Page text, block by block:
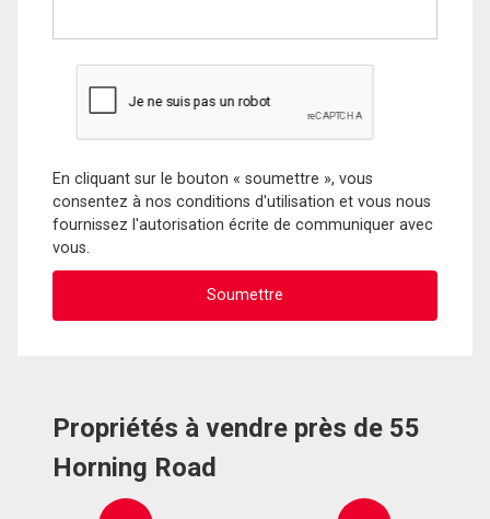
En cliquant sur le bouton « soumettre », vous
consentez à nos conditions d'utilisation et vous nous
fournissez l'autorisation écrite de communiquer avec
vous.
Propriétés à vendre près de 55
Horning Road